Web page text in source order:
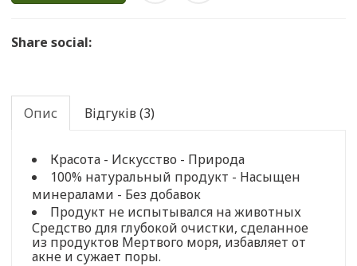
Share social:
Опис Відгуків (3)
Красота - Искусство - Природа
100% натуральный продукт - Насыщен
минералами - Без добавок
Продукт не испытывался на животных
Средство для глубокой очистки, сделанное
из продуктов Мертвого моря, избавляет от
акне и сужает поры.